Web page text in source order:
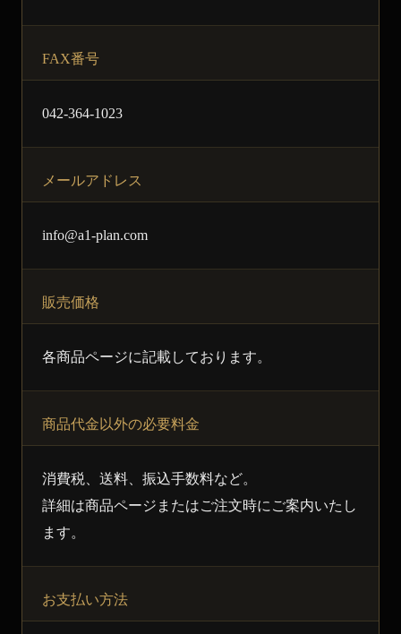
FAX番号
042-364-1023
メールアドレス
info@a1-plan.com
販売価格
各商品ページに記載しております。
商品代金以外の必要料金
消費税、送料、振込手数料など。
詳細は商品ページまたはご注文時にご案内いたし
ます。
お支払い方法